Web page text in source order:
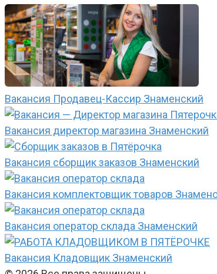
Вакансия Продавец-Кассир Знаменский
Вакансия директор магазина Знаменский
Вакансия сборщик заказов Знаменский
Вакансия комплектовщик товаров
Вакансия оператор склада Знаменский
Вакансия Кладовщик Знаменский